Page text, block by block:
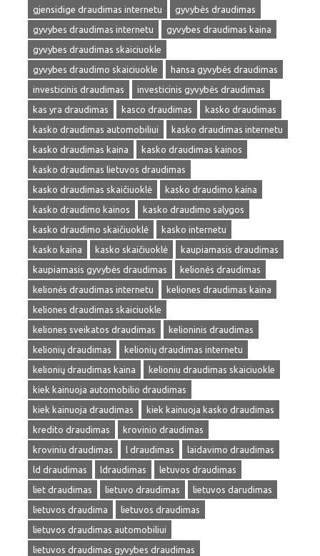
gjensidige draudimas internetu
gyvybės draudimas
gyvybes draudimas internetu
gyvybes draudimas kaina
gyvybes draudimas skaiciuokle
gyvybes draudimo skaiciuokle
hansa gyvybės draudimas
investicinis draudimas
investicinis gyvybės draudimas
kas yra draudimas
kasco draudimas
kasko draudimas
kasko draudimas automobiliui
kasko draudimas internetu
kasko draudimas kaina
kasko draudimas kainos
kasko draudimas lietuvos draudimas
kasko draudimas skaičiuoklė
kasko draudimo kaina
kasko draudimo kainos
kasko draudimo salygos
kasko draudimo skaičiuoklė
kasko internetu
kasko kaina
kasko skaičiuoklė
kaupiamasis draudimas
kaupiamasis gyvybės draudimas
kelionės draudimas
kelionės draudimas internetu
keliones draudimas kaina
keliones draudimas skaiciuokle
keliones sveikatos draudimas
kelioninis draudimas
kelionių draudimas
kelionių draudimas internetu
kelionių draudimas kaina
kelioniu draudimas skaiciuokle
kiek kainuoja automobilio draudimas
kiek kainuoja draudimas
kiek kainuoja kasko draudimas
kredito draudimas
krovinio draudimas
kroviniu draudimas
l draudimas
laidavimo draudimas
ld draudimas
ldraudimas
letuvos draudimas
liet draudimas
lietuvo draudimas
lietuvos darudimas
lietuvos draudima
lietuvos draudimas
lietuvos draudimas automobiliui
lietuvos draudimas gyvybes draudimas